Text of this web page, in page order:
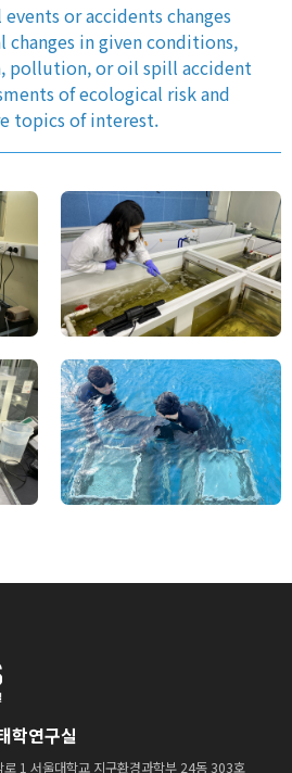
or accidents changes
changes in given conditions,
pollution, or oil spill accident
of ecological risk and
topics of interest.
학연구실
1 서울대학교 지구환경과학부 24동 303호